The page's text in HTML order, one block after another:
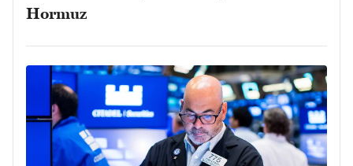
Hormuz